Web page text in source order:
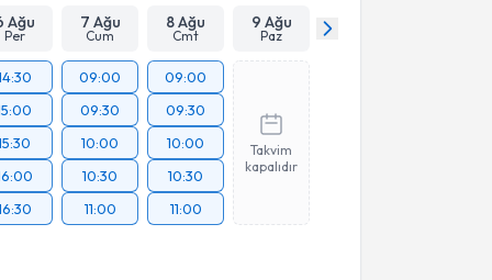
Ağu
Per
7 Ağu
Cum
8 Ağu
Cmt
9 Ağu
Paz
09:00
09:30
10:00
10:30
11:00
09:00
09:30
10:00
10:30
11:00
Takvim
kapalıdır